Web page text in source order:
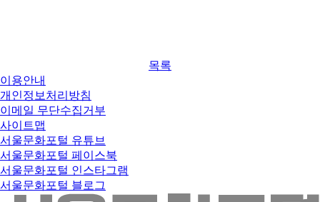
목록
이용안내
개인정보처리방침
이메일 무단수집거부
사이트맵
서울문화포털 유튜브
서울문화포털 페이스북
서울문화포털 인스타그램
서울문화포털 블로그